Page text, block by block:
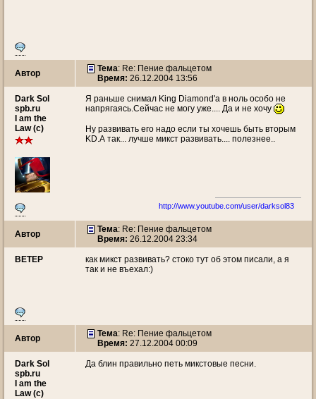
Автор Тема: Re: Пение фальцетом
Время: 26.12.2004 13:56
Dark Sol
spb.ru
I am the
Law (c)
Я раньше снимал King Diamond'a в ноль особо не
напрягаясь.Сейчас не могу уже.... Да и не хочу
Ну развивать его надо если ты хочешь быть вторым
KD.А так... лучше микст развивать.... полезнее..
http://www.youtube.com/user/darksol83
Автор Тема: Re: Пение фальцетом
Время: 26.12.2004 23:34
ВЕТЕР
как микст развивать? стоко тут об этом писали, а я
так и не въехал:)
Автор Тема: Re: Пение фальцетом
Время: 27.12.2004 00:09
Dark Sol
spb.ru
I am the
Law (c)
Да блин правильно петь микстовые песни.